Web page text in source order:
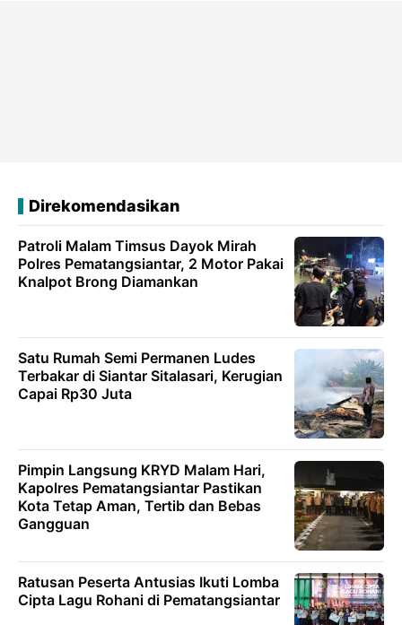
Direkomendasikan
Patroli Malam Timsus Dayok Mirah
Polres Pematangsiantar, 2 Motor Pakai
Knalpot Brong Diamankan
Satu Rumah Semi Permanen Ludes
Terbakar di Siantar Sitalasari, Kerugian
Capai Rp30 Juta
Pimpin Langsung KRYD Malam Hari,
Kapolres Pematangsiantar Pastikan
Kota Tetap Aman, Tertib dan Bebas
Gangguan
Ratusan Peserta Antusias Ikuti Lomba
Cipta Lagu Rohani di Pematangsiantar